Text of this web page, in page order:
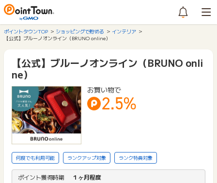
ポイントタウンTOP ショッピングで貯める
インテリア
【公式】ブルーノオンライン（BRUNO online）
【公式】ブルーノオンライン（BRUNO onli
ne）
お買い物で
2.5%
何度でも利用可能 ランクアップ対象 ランク特典対象
ポイント獲得時期
１ヶ月程度